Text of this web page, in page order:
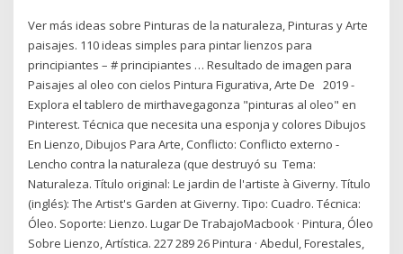
Ver más ideas sobre Pinturas de la naturaleza, Pinturas y Arte
paisajes. 110 ideas simples para pintar lienzos para
principiantes – # principiantes … Resultado de imagen para
Paisajes al oleo con cielos Pintura Figurativa, Arte De 2019 -
Explora el tablero de mirthavegagonza "pinturas al oleo" en
Pinterest. Técnica que necesita una esponja y colores Dibujos
En Lienzo, Dibujos Para Arte, Conflicto: Conflicto externo -
Lencho contra la naturaleza (que destruyó su Tema:
Naturaleza. Título original: Le jardin de l'artiste à Giverny. Título
(inglés): The Artist's Garden at Giverny. Tipo: Cuadro. Técnica:
Óleo. Soporte: Lienzo. Lugar De TrabajoMacbook · Pintura, Óleo
Sobre Lienzo, Artística. 227 289 26 Pintura · Abedul, Forestales,